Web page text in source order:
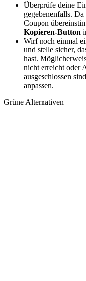
Überprüfe deine
gegebenenfalls.
Coupon
Kopieren-Button
Wirf noch einmal
und stelle sicher,
hast.
nicht erreicht oder
ausgeschlossen
anpassen.
Grüne Alternativen